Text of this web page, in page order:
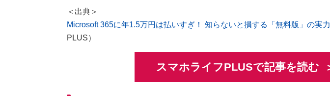
＜出典＞
Microsoft 365に年1.5万円は払いすぎ！ 知らないと損する「無料版」の実力
PLUS）
スマホライフPLUSで記事を読む